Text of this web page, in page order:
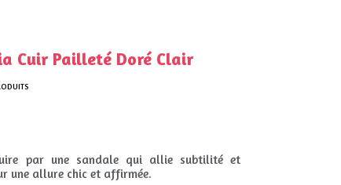
Cuir Pailleté Doré Clair
par une sandale qui allie subtilité et
une allure chic et affirmée.